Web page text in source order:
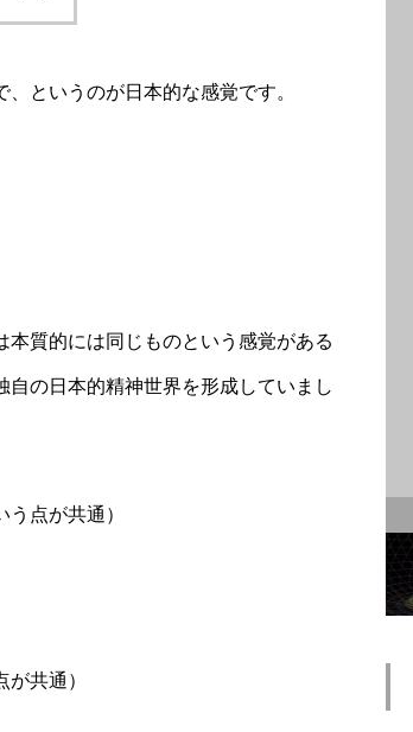
というのが日本的な感覚です。
質的には同じものという感覚がある
の日本的精神世界を形成していまし
点が共通）
共通）